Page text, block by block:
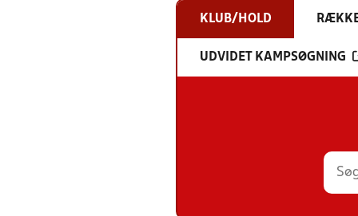
KLUB/HOLD
UDVIDET KAMPSØGNING